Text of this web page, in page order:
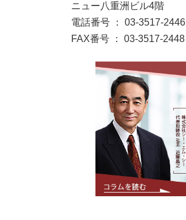
ニュー八重洲ビル4階
電話番号 ： 03-3517-2446
FAX番号 ： 03-3517-2448